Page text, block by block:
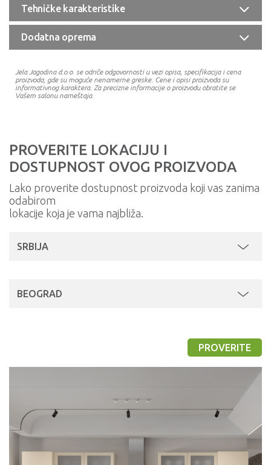
Tehničke karakteristike
Dodatna oprema
Jela Jagodina d.o.o. se odriče odgovornosti u vezi opisa, specifikacija i cena
proizvoda, gde su moguće nenamerne greske. Cene i opisi proizvoda su
informativnog karaktera. Za precizne informacije o proizvodu obratite se
Vašem salonu nameštaja.
PROVERITE LOKACIJU I
DOSTUPNOST OVOG PROIZVODA
Lako proverite dostupnost proizvoda koji vas zanima
odabirom
lokacije koja je vama najbliža.
SRBIJA
BEOGRAD
PROVERITE